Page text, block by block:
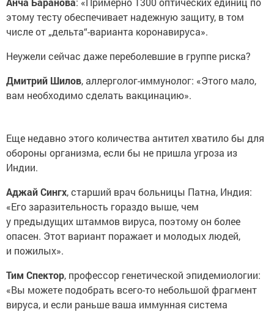
этому тесту обеспечивает надежную защиту, в том
числе от „дельта“-варианта коронавируса».
Неужели сейчас даже переболевшие в группе риска?
Дмитрий Шилов, аллерголог-иммунолог: «Этого мало,
вам необходимо сделать вакцинацию».
Еще недавно этого количества антител хватило бы для
обороны организма, если бы не пришла угроза из
Индии.
Аджай Сингх, старший врач больницы Патна, Индия:
«Его заразительность гораздо выше, чем
у предыдущих штаммов вируса, поэтому он более
опасен. Этот вариант поражает и молодых людей,
и пожилых».
Тим Спектор, профессор генетической эпидемиологии:
«Вы можете подобрать всего-то небольшой фрагмент
вируса, и если раньше ваша иммунная система